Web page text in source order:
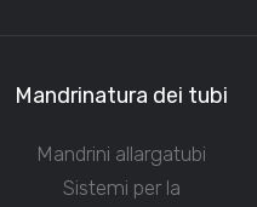
Mandrinatura dei tubi
Mandrini allargatubi
Sistemi per la